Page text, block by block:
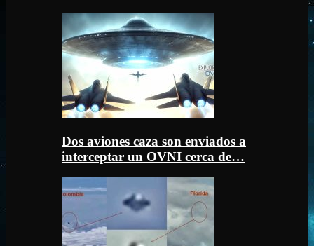
Dos aviones caza son enviados a
interceptar un OVNI cerca de…